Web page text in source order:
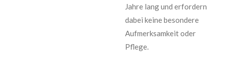
Jahre lang und erfordern
dabei keine besondere
Aufmerksamkeit oder
Pflege.